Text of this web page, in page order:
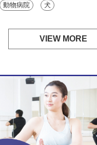
動物病院
犬
VIEW MORE